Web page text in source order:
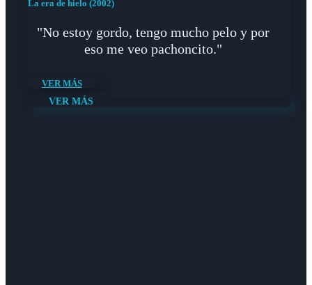
La era de hielo (2002)
"No estoy gordo, tengo mucho pelo y por
eso me veo pachoncito."
VER MÁS
VER MÁS